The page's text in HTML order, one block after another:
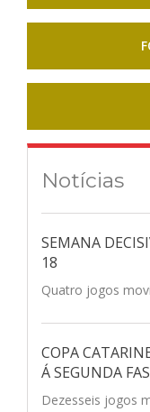
Notícias
SEMANA
18
Quatro jogos
COPA
Á SEGUNDA
Dezesseis jogos